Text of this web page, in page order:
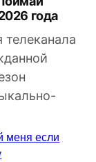
года
телеканала
меня если